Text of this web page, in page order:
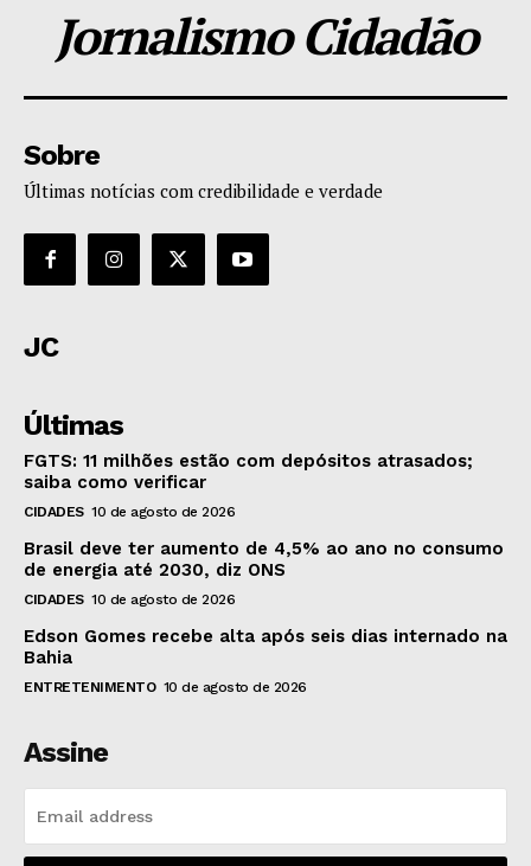
Jornalismo Cidadão
Sobre
Últimas notícias com credibilidade e verdade
JC
Últimas
FGTS: 11 milhões estão com depósitos atrasados;
saiba como verificar
CIDADES 10 de agosto de 2026
Brasil deve ter aumento de 4,5% ao ano no consumo
de energia até 2030, diz ONS
CIDADES 10 de agosto de 2026
Edson Gomes recebe alta após seis dias internado na
Bahia
ENTRETENIMENTO 10 de agosto de 2026
Assine